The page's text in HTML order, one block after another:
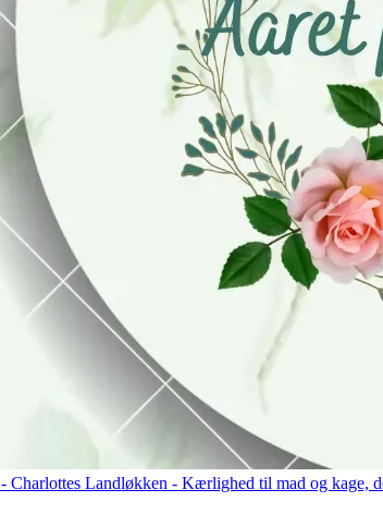
- Charlottes Landløkken - Kærlighed til mad og kage,